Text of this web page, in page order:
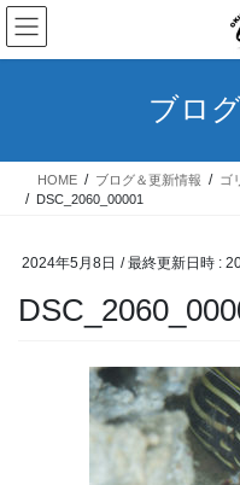
コ
ン
テ
ス
ナ
ビ
ゲ
ン
ブロ
HOME ブログ＆更新情報
ゴ
DSC_2060_00001
2024年5月8日 / 最終更新日時 :